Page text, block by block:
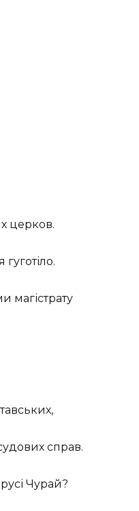
церков.
магістрату
справ.
Чурай?